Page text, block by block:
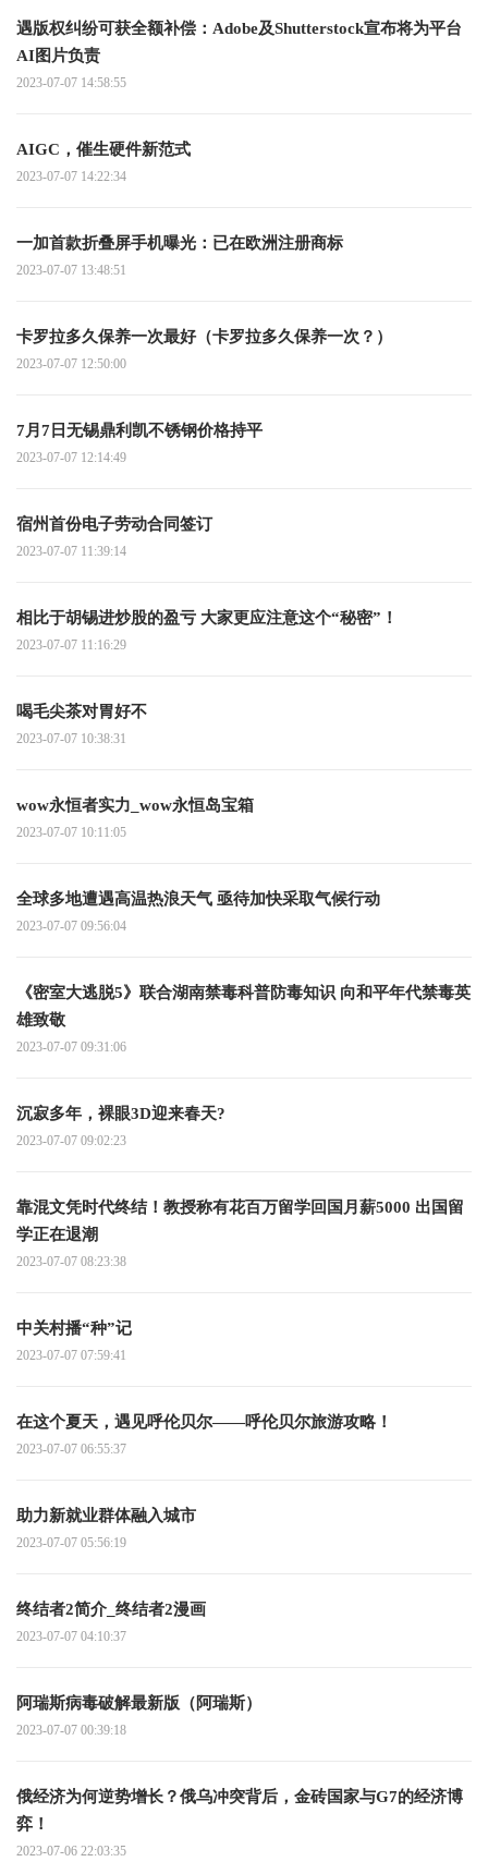
遇版权纠纷可获全额补偿：Adobe及Shutterstock宣布将为平台
AI图片负责
2023-07-07 14:58:55
AIGC，催生硬件新范式
2023-07-07 14:22:34
一加首款折叠屏手机曝光：已在欧洲注册商标
2023-07-07 13:48:51
卡罗拉多久保养一次最好（卡罗拉多久保养一次？）
2023-07-07 12:50:00
7月7日无锡鼎利凯不锈钢价格持平
2023-07-07 12:14:49
宿州首份电子劳动合同签订
2023-07-07 11:39:14
相比于胡锡进炒股的盈亏 大家更应注意这个“秘密”！
2023-07-07 11:16:29
喝毛尖茶对胃好不
2023-07-07 10:38:31
wow永恒者实力_wow永恒岛宝箱
2023-07-07 10:11:05
全球多地遭遇高温热浪天气 亟待加快采取气候行动
2023-07-07 09:56:04
《密室大逃脱5》联合湖南禁毒科普防毒知识 向和平年代禁毒英
雄致敬
2023-07-07 09:31:06
沉寂多年，裸眼3D迎来春天?
2023-07-07 09:02:23
靠混文凭时代终结！教授称有花百万留学回国月薪5000 出国留
学正在退潮
2023-07-07 08:23:38
中关村播“种”记
2023-07-07 07:59:41
在这个夏天，遇见呼伦贝尔——呼伦贝尔旅游攻略！
2023-07-07 06:55:37
助力新就业群体融入城市
2023-07-07 05:56:19
终结者2简介_终结者2漫画
2023-07-07 04:10:37
阿瑞斯病毒破解最新版（阿瑞斯）
2023-07-07 00:39:18
俄经济为何逆势增长？俄乌冲突背后，金砖国家与G7的经济博
弈！
2023-07-06 22:03:35